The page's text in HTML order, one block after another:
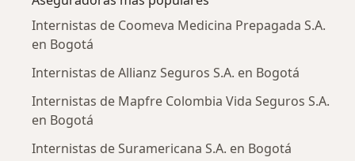
Internistas de Coomeva Medicina Prepagada S.A.
en Bogotá
Internistas de Allianz Seguros S.A. en Bogotá
Internistas de Mapfre Colombia Vida Seguros S.A.
en Bogotá
Internistas de Suramericana S.A. en Bogotá